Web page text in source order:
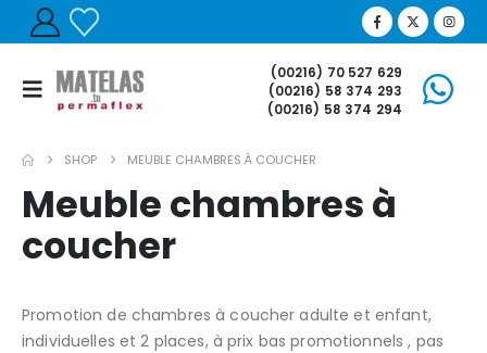
(00216) 70 527 629
(00216) 58 374 293
(00216) 58 374 294
SHOP MEUBLE CHAMBRES À COUCHER
Meuble chambres à
coucher
Promotion de chambres à coucher adulte et enfant,
individuelles et 2 places, à prix bas promotionnels , pas